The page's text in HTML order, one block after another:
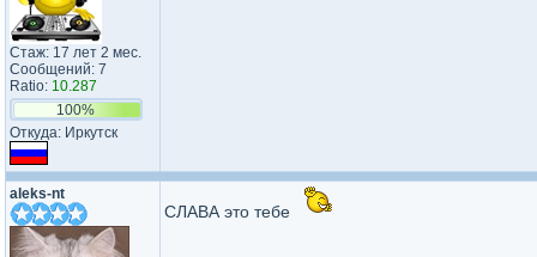
Стаж: 17 лет 2 мес.
Сообщений: 7
Ratio: 10.287
100%
Откуда: Иркутск
aleks-nt
СЛАВА это тебе